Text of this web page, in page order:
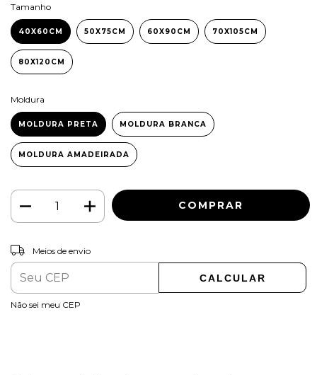
Tamanho
40X60CM 50X75CM 60X90CM 70X105CM
80X120CM
Moldura
MOLDURA PRETA MOLDURA BRANCA
MOLDURA AMADEIRADA
Entregas para o CEP:
Meios de envio
CALCULAR
Não sei meu CEP